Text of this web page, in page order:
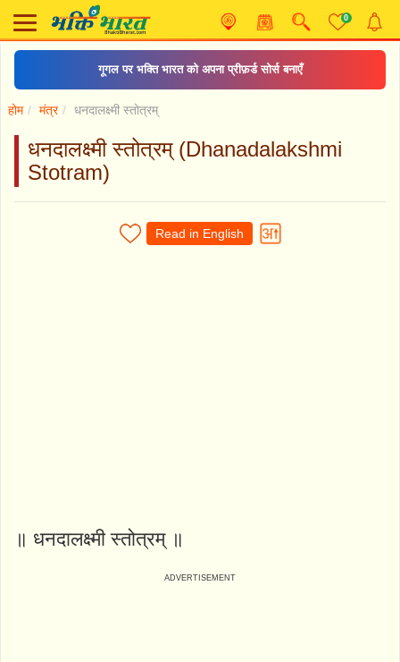
0
संकट मोचन हनुमानाष्टक
होम मंत्र धनदालक्ष्मी स्तोत्रम्
धनदालक्ष्मी स्तोत्रम् (Dhanadalakshmi
Stotram)
Read in English
॥ धनदालक्ष्मी स्तोत्रम् ॥